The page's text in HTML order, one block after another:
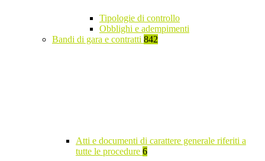
Tipologie di controllo
Obblighi e adempimenti
Bandi di gara e contratti 842
Atti e documenti di carattere generale riferiti a
tutte le procedure 6